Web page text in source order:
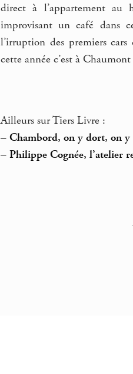
direct à l’appartement
improvisant un café dans
l’irruption des premiers
cette année c’est à
Ailleurs sur Tiers Livre :
– Chambord, on y dort, on
– Philippe Cognée, l’atelier